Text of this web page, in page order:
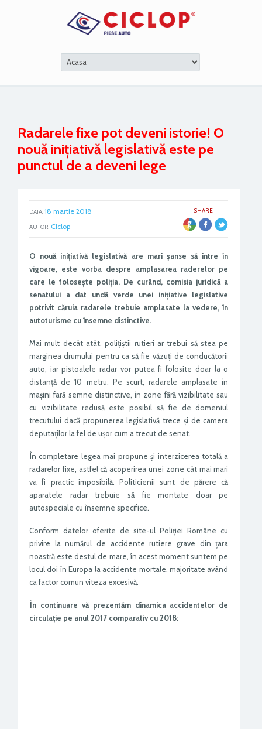
Radarele fixe pot deveni istorie! O
nouă inițiativă legislativă este pe
punctul de a deveni lege
SHARE:
DATA: 18 martie 2018
AUTOR: Ciclop
O nouă inițiativă legislativă are mari șanse să intre în
vigoare, este vorba despre amplasarea raderelor pe
care le folosește poliția. De curând, comisia juridică a
senatului a dat undă verde unei inițiative legislative
potrivit căruia radarele trebuie amplasate la vedere, în
autoturisme cu însemne distinctive.
Mai mult decât atât, polițiștii rutieri ar trebui să stea pe
marginea drumului pentru ca să fie văzuți de conducătorii
auto, iar pistoalele radar vor putea fi folosite doar la o
distanță de 10 metru. Pe scurt, radarele amplasate în
mașini fară semne distinctive, în zone fără vizibilitate sau
cu vizibilitate redusă este posibil să fie de domeniul
trecutului dacă propunerea legislativă trece și de camera
deputaților la fel de ușor cum a trecut de senat.
În completare legea mai propune și interzicerea totală a
radarelor fixe, astfel că acoperirea unei zone cât mai mari
va fi practic imposibilă. Politicienii sunt de părere că
aparatele radar trebuie să fie montate doar pe
autospeciale cu însemne specifice.
Conform datelor oferite de site-ul Poliției Române cu
privire la numărul de accidente rutiere grave din țara
noastră este destul de mare, în acest moment suntem pe
locul doi în Europa la accidente mortale, majoritate având
ca factor comun viteza excesivă.
În continuare vă prezentăm dinamica accidentelor de
circulație pe anul 2017 comparativ cu 2018: